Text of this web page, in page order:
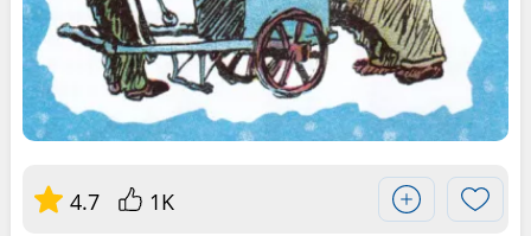
4.7 1K